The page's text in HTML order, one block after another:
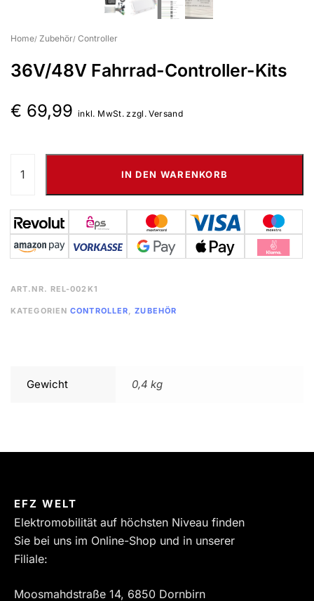
Home Zubehör Controller
36V/48V Fahrrad-Controller-Kits
€ 69,99 inkl. MwSt. zzgl. Versand
IN DEN WARENKORB
ART.NR. REL-002K1
KATEGORIEN CONTROLLER,ZUBEHÖR
Gewicht 0,4 kg
EFZ WELT
Elektromobilität auf höchsten Niveau finden
Sie bei uns im Online-Shop und in unserer
Filiale:
Moosmahdstraße 14, 6850 Dornbirn